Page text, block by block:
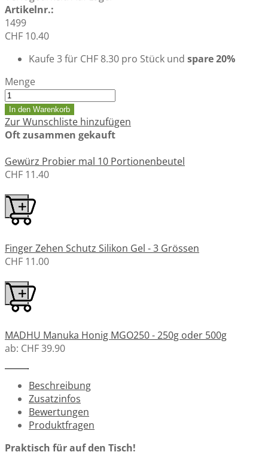
Artikelnr.:
1499
CHF 10.40
Kaufe 3 für CHF 8.30 pro Stück und spare20%
Menge
In den Warenkorb
Zur Wunschliste hinzufügen
Oft zusammen gekauft
Gewürz Probier mal 10 Portionenbeutel
CHF 11.40
Finger Zehen Schutz Silikon Gel - 3 Grössen
CHF 11.00
MADHU Manuka Honig MGO250 - 250g oder 500g
ab: CHF 39.90
Abend Tee Btl. à18
Beschreibung
Zusatzinfos
Bewertungen
Produktfragen
Praktisch für auf den Tisch!